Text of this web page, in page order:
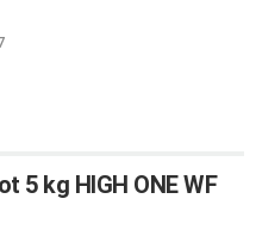
5 kg HIGH ONE WF